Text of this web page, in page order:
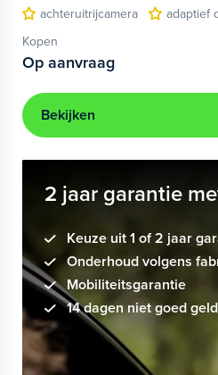
achteruitrijcamera
adaptief
Kopen
Op aanvraag
Bekijken
2 jaar garantie
Keuze uit 1 of 2 jaar
Onderhoud volgens
Mobiliteitsgarantie
14 dagen niet goed